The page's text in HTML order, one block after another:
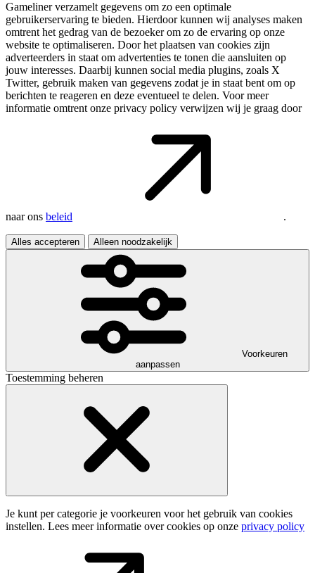
Gameliner verzamelt gegevens om zo een optimale
gebruikerservaring te bieden. Hierdoor kunnen wij analyses maken
omtrent het gedrag van de bezoeker om zo de ervaring op onze
website te optimaliseren. Door het plaatsen van cookies zijn
adverteerders in staat om advertenties te tonen die aansluiten op
jouw interesses. Daarbij kunnen social media plugins, zoals X
Twitter, gebruik maken van gegevens zodat je in staat bent om op
berichten te reageren en deze eventueel te delen. Voor meer
informatie omtrent onze privacy policy verwijzen wij je graag door
naar ons beleid .
Alles accepteren Alleen noodzakelijk
Voorkeuren
aanpassen
Toestemming beheren
Je kunt per categorie je voorkeuren voor het gebruik van cookies
instellen. Lees meer informatie over cookies op onze privacy policy